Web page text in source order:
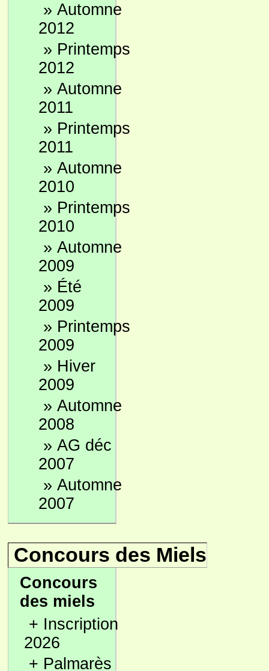
» Automne
2012
» Printemps
2012
» Automne
2011
» Printemps
2011
» Automne
2010
» Printemps
2010
» Automne
2009
» Été
2009
» Printemps
2009
» Hiver
2009
» Automne
2008
» AG déc
2007
» Automne
2007
Concours des Miels
Concours
des miels
+ Inscription
2026
+ Palmarès